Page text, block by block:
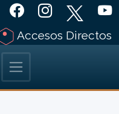
Accesos Directos